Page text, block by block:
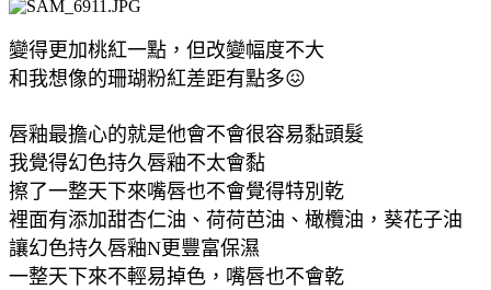
變得更加桃紅一點，但改變幅度不大
和我想像的珊瑚粉紅差距有點多😖
唇釉最擔心的就是他會不會很容易黏頭髮
我覺得幻色持久唇釉不太會黏
擦了一整天下來嘴唇也不會覺得特別乾
裡面有添加甜杏仁油、荷荷芭油、橄欖油，葵花子油
讓幻色持久唇釉N更豐富保濕
一整天下來不輕易掉色，嘴唇也不會乾